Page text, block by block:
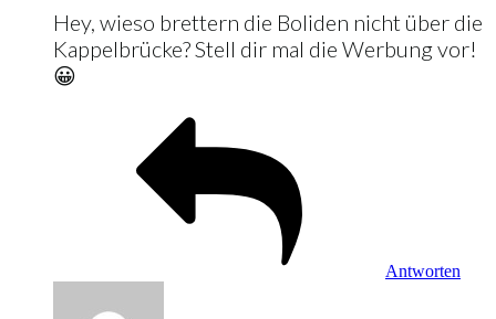
Hey, wieso brettern die Boliden nicht über die
Kappelbrücke? Stell dir mal die Werbung vor!
😀
Antworten